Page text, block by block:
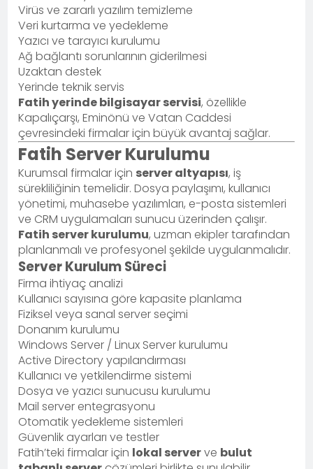
Virüs ve zararlı yazılım temizleme
Veri kurtarma ve yedekleme
Yazıcı ve tarayıcı kurulumu
Ağ bağlantı sorunlarının giderilmesi
Uzaktan destek
Yerinde teknik servis
Fatih yerinde bilgisayar servisi, özellikle
Kapalıçarşı, Eminönü ve Vatan Caddesi
çevresindeki firmalar için büyük avantaj sağlar.
Fatih Server Kurulumu
Kurumsal firmalar için server altyapısı, iş
sürekliliğinin temelidir. Dosya paylaşımı, kullanıcı
yönetimi, muhasebe yazılımları, e-posta sistemleri
ve CRM uygulamaları sunucu üzerinden çalışır.
Fatih server kurulumu, uzman ekipler tarafından
planlanmalı ve profesyonel şekilde uygulanmalıdır.
Server Kurulum Süreci
Firma ihtiyaç analizi
Kullanıcı sayısına göre kapasite planlama
Fiziksel veya sanal server seçimi
Donanım kurulumu
Windows Server / Linux Server kurulumu
Active Directory yapılandırması
Kullanıcı ve yetkilendirme sistemi
Dosya ve yazıcı sunucusu kurulumu
Mail server entegrasyonu
Otomatik yedekleme sistemleri
Güvenlik ayarları ve testler
Fatih’teki firmalar için lokal serverve bulut